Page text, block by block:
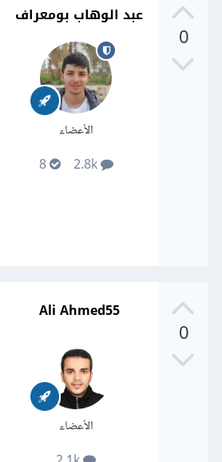
0
عبد الوهاب بومعراف
الأعضاء
2.8k
8
0
Ali Ahmed55
الأعضاء